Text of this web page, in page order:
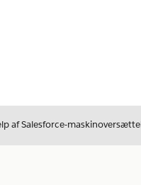
af Salesforce-